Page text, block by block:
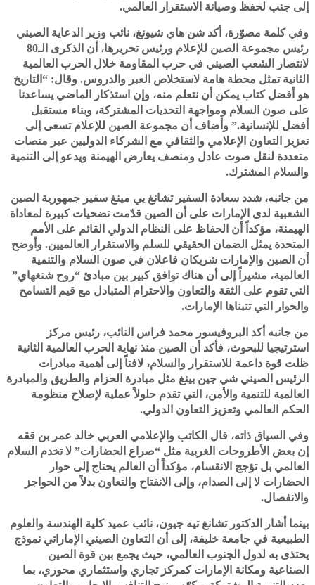
إلى جنب لحفظ وصيانة الاستقرار العالمي.
وفي كلمة مصوّرة، أكد شن هاي شيونغ، نائب وزير الدعاية الصيني
رئيس مجموعة الصين للإعلام ورئيس تحريرها، أن الذكرى الـ80
لانتصار الشعب الصيني في حرب المقاومة خلال الحرب العالمية
الثانية تمثل محطة هامة لاستخلاص العبر والدروس. وقال: “التاريخ
هو أفضل كتاب يمكن أن نتعلم منه، وإن استذكار الماضي يساعدنا
على صون السلام ومواجهة التحديات المشتركة، وبناء مستقبل
أفضل للإنسانية.” وأضاف أن مجموعة الصين للإعلام تسعى إلى
تعزيز التعاون الإعلامي والثقافي مع الشركاء الدوليين عبر منصات
متعددة لنقل صوت عادل ومنصف يعارض الهيمنة ويدعو إلى التنمية
والسلام المشترك.
من جانبه، شدد سعادة السفير تشانغ يي مينغ سفير جمهورية الصين
الشعبية لدى الإمارات على أن الصين قدّمت تضحيات كبيرة لمعاداة
الهيمنة، مؤكداً أن الحفاظ على النظام الدولي القائم على الأمم
المتحدة يمثل الضمان الحقيقي للسلم والاستقرار العالميين. وأوضح
أن الصين والإمارات شريكان فاعلان في صون السلام والتنمية
العالمية، مشيراً إلى أن هناك توافق كبير بين مبادئ “روح شنغهاي”
التي تقوم على الثقة والتعاون والاحترام المتبادل مع قيم التسامح
والحوار التي تتبناها الإمارات.
من جانبه أكد البروفيسور محمد فراس النائب، رئيس مركز
استرتيجيا للبحوث، فأكد أن الصين منذ نهاية الحرب العالمية الثانية
ظلت قوة داعمة للاستقرار والسلام، لافتاً إلى أهمية مبادرات
الرئيس الصيني شي جين بينغ مثل مبادرة الحزام والطريق والمبادرة
العالمية للتنمية والأمن، التي تقدم حلولاً عملية لإصلاح منظومة
الحكم العالمي وتعزيز التعاون الدولي.
وفي السياق ذاته، قال الكاتب والإعلامي العربي خالد عمر بن ققه
إن بعض الأطروحات الغربية مثل “صراع الحضارات” لا تخدم السلام
العالمي بل تؤجج الانقسام، مؤكداً أن العالم يحتاج إلى حوار
الحضارات لا إلى الصدام، وإلى الانفتاح والتعاون بدلاً من الحواجز
والانفصال.
بينما أشار الدكتور تشانغ تيه جيون، نائب عميد كلية الهندسة والعلوم
الطبيعية في جامعة خليفة، إلى أن التعاون الصيني الإماراتي نموذج
يحتذى به لدول الجنوب العالمي، حيث يجمع بين قوة الصين
الصناعية ومكانة الإمارات كمركز تجاري واستثماري محوري، بما